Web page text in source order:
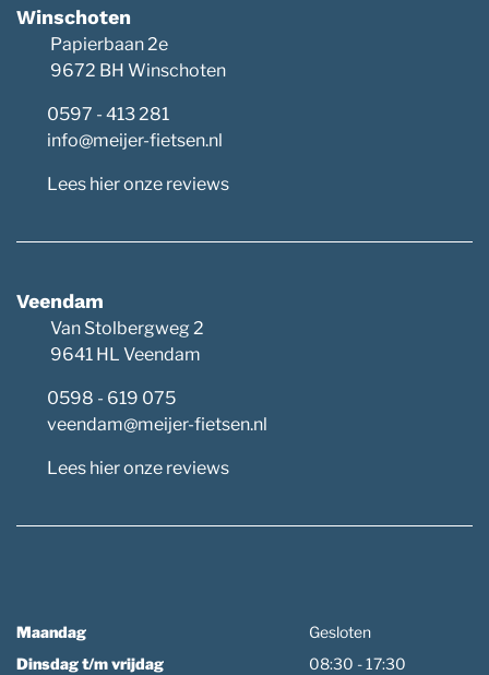
Winschoten
Papierbaan 2e
9672 BH Winschoten
0597 - 413 281
info@meijer-fietsen.nl
Lees hier onze reviews
Veendam
Van Stolbergweg 2
9641 HL Veendam
0598 - 619 075
veendam@meijer-fietsen.nl
Lees hier onze reviews
Maandag
Gesloten
Dinsdag t/m vrijdag
08:30 - 17:30